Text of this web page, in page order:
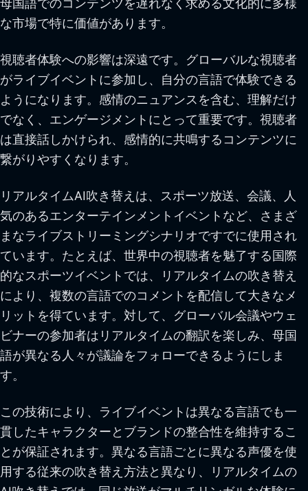
母国語でのコンテンツを遅れなく求める文化的に多様
な市場で特に価値があります。
視聴者体験への影響は深遠です。グローバルな視聴者
がライブイベントに参加し、自分の言語で体験できる
ようになります。感情のニュアンスを含む、理解だけ
でなく、エンゲージメントにとって重要です。視聴者
は直接話しかけられ、感情的に共鳴するコンテンツに
繋がりやすくなります。
リアルタイムAI吹き替えは、スポーツ放送、会議、人
気のあるエンターテインメントイベントなど、さまざ
まなライブストリーミングシナリオですでに使用され
ています。たとえば、世界中の視聴者を魅了する国際
的なスポーツイベントでは、リアルタイムの吹き替え
により、複数の言語でのコメントを配信して大きなメ
リットを得ています。対して、グローバル会議やウェ
ビナーの参加者はリアルタイムの翻訳を楽しみ、母国
語が異なる人々が議論をフォローできるようにしま
す。
この技術により、ライブイベントは異なる言語でも一
貫したキャラクターとブランドの整合性を維持するこ
とが保証されます。異なる言語ごとに異なる声優を使
用する従来の吹き替え方法と異なり、リアルタイムの